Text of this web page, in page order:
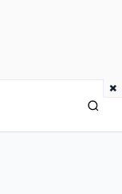
×